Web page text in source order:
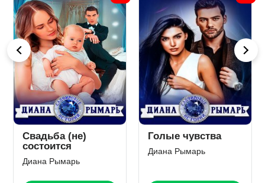
Свадьба (не)
состоится
Диана Рымарь
Голые чувства
Диана Рымарь